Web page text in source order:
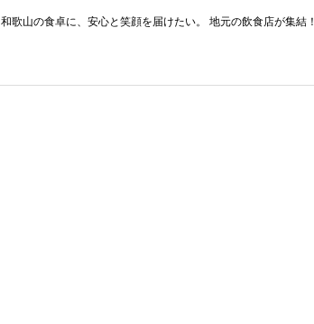
和歌山の食卓に、安心と笑顔を届けたい。 地元の飲食店が集結！